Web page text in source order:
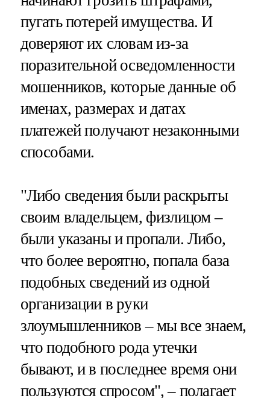
пугать потерей имущества. И
доверяют их словам из-за
поразительной осведомленности
мошенников, которые данные об
именах, размерах и датах
платежей получают незаконными
способами.
"Либо сведения были раскрыты
своим владельцем, физлицом –
были указаны и пропали. Либо,
что более вероятно, попала база
подобных сведений из одной
организации в руки
злоумышленников – мы все знаем,
что подобного рода утечки
бывают, и в последнее время они
пользуются спросом", – полагает